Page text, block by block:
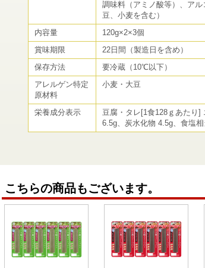
調味料（アミノ酸等）、ア
豆、小麦を含む）
内容量
120g×2×3個
賞味期限
22日間（製造日を含め）
保存方法
要冷蔵（10℃以下）
アレルゲン特定
原材料
小麦・大豆
栄養成分表示
豆腐・タレ[1食128ｇあたり]
6.5g、炭水化物 4.5g、食塩
こちらの商品もございます。